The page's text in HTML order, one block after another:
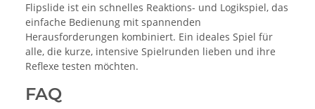
Flipslide ist ein schnelles Reaktions- und Logikspiel, das
einfache Bedienung mit spannenden
Herausforderungen kombiniert. Ein ideales Spiel für
alle, die kurze, intensive Spielrunden lieben und ihre
Reflexe testen möchten.
FAQ